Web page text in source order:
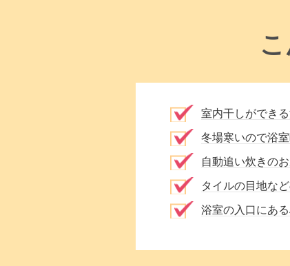
室内干しができ
冬場寒いので浴
自動追い炊きの
タイルの目地な
浴室の入口にあ